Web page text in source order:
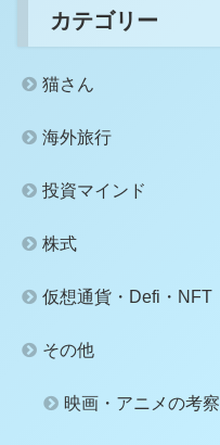
カテゴリー
猫さん
海外旅行
投資マインド
株式
仮想通貨・Defi・NFT
その他
映画・アニメの考察